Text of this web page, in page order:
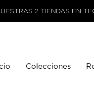
2 TIENDAS EN
Colecciones